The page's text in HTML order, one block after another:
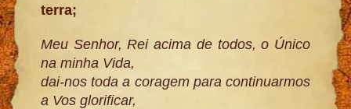
terra;
Meu Senhor, Rei acima de todos, o Único
na minha Vida,
dai-nos toda a coragem para continuarmos
a Vos glorificar,